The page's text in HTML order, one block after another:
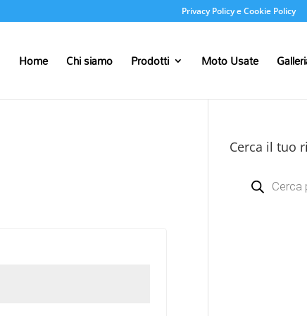
Privacy Policy e Cookie Policy
Home Chi siamo Prodotti Moto Usate
Cerca il tuo
search